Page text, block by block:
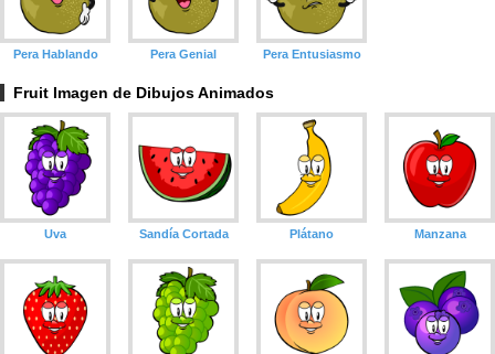
Pera Hablando Pera Genial Pera Entusiasmo
Fruit Imagen de Dibujos Animados
Uva Sandía Cortada Plátano Manzana